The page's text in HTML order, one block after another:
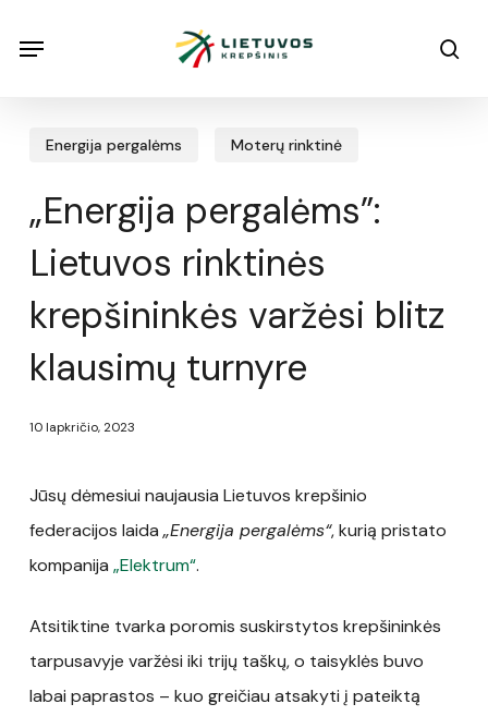
Menu
Energija pergalėms Moterų rinktinė
„Energija pergalėms”:
Lietuvos rinktinės
krepšininkės varžėsi blitz
klausimų turnyre
10 lapkričio, 2023
Jūsų dėmesiui naujausia Lietuvos krepšinio
federacijos laida „Energija pergalėms“, kurią pristato
kompanija „Elektrum“.
Atsitiktine tvarka poromis suskirstytos krepšininkės
tarpusavyje varžėsi iki trijų taškų, o taisyklės buvo
labai paprastos – kuo greičiau atsakyti į pateiktą